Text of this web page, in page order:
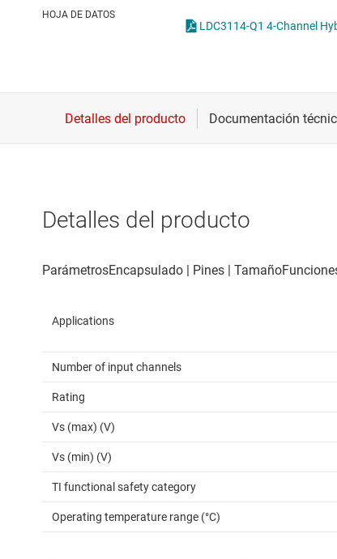
Interfaz
HOJA DE DATOS
Detalles del producto
Applications
Number of input channels
Rating
Vs (max) (V)
Vs (min) (V)
TI functional safety category
Operating temperature range (°C)